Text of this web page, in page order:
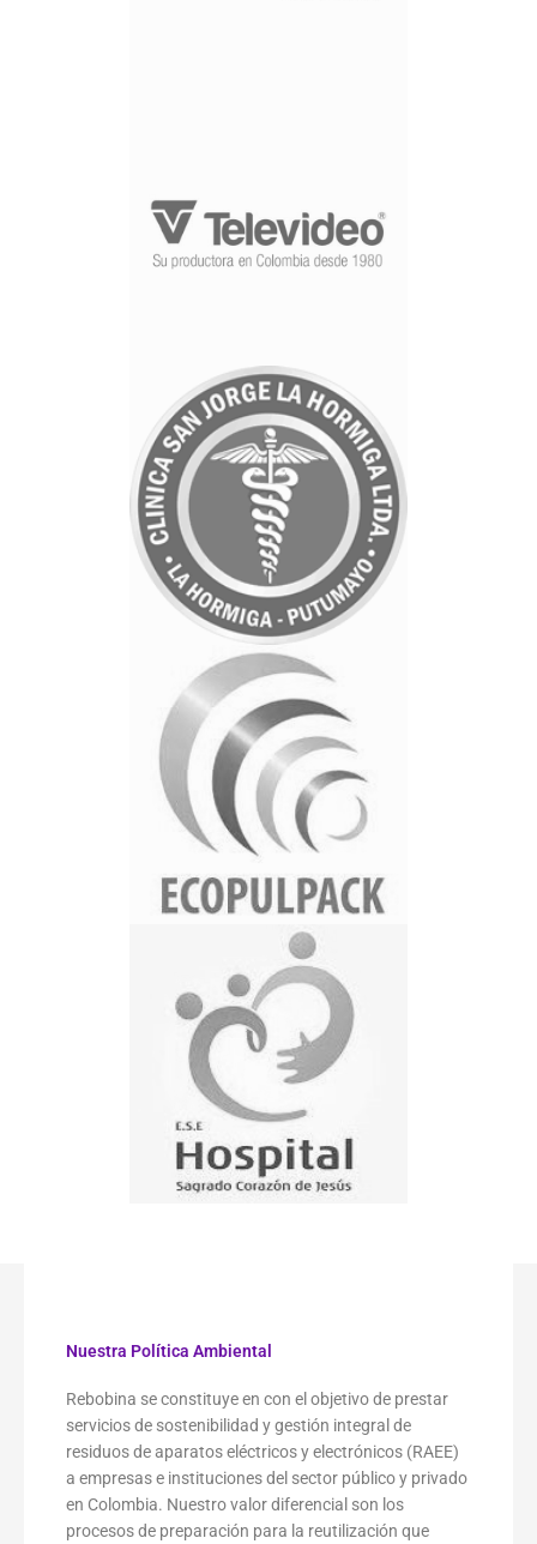
Nuestra Política Ambiental
Rebobina se constituye en con el objetivo de prestar
servicios de sostenibilidad y gestión integral de
residuos de aparatos eléctricos y electrónicos (RAEE)
a empresas e instituciones del sector público y privado
en Colombia. Nuestro valor diferencial son los
procesos de preparación para la reutilización que